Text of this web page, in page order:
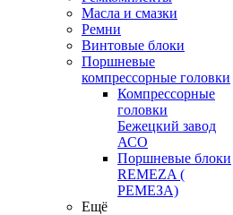
Масла и смазки
Ремни
Винтовые блоки
Поршневые
компрессорные головки
Компрессорные
головки
Бежецкий завод
АСО
Поршневые блоки
REMEZA (
РЕМЕЗА)
Ещё